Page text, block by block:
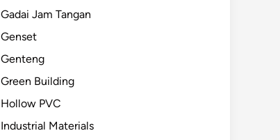
Gadai Jam Tangan
Genset
Genteng
Green Building
Hollow PVC
Industrial Materials